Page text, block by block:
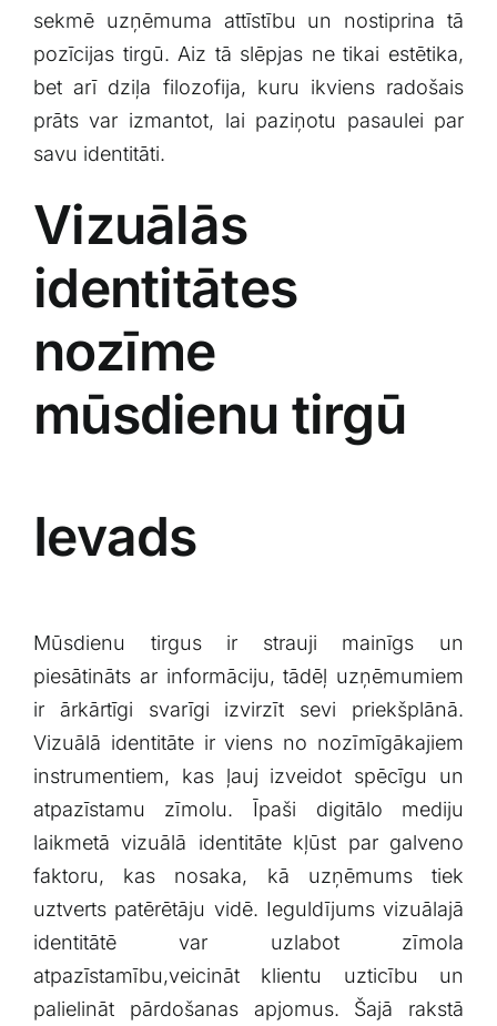
sekmē uzņēmuma attīstību un nostiprina​ tā
⁢pozīcijas tirgū.⁤ Aiz tā slēpjas ne ⁤tikai⁣ estētika,
bet arī⁢ dziļa filozofija, kuru ikviens radošais
prāts ​var izmantot, lai ‍paziņotu pasaulei‍ par
savu identitāti.
Vizuālās
identitātes
nozīme
mūsdienu tirgū
Ievads
Mūsdienu tirgus⁢ ir ​strauji mainīgs un
piesātināts ar informāciju,‌ tādēļ uzņēmumiem⁤
ir ārkārtīgi svarīgi ‌izvirzīt sevi priekšplānā.⁤
Vizuālā identitāte ir ⁤viens no⁤ nozīmīgākajiem⁣
instrumentiem, ⁢kas ļauj izveidot spēcīgu un
atpazīstamu zīmolu. Īpaši ⁤digitālo mediju
‍laikmetā vizuālā identitāte kļūst ⁤par galveno
faktoru, kas nosaka, ⁤kā uzņēmums⁣ tiek
uztverts patērētāju vidē. ‍Ieguldījums ⁢vizuālajā
identitātē var⁣ uzlabot zīmola
atpazīstamību,veicināt klientu uzticību un
palielināt pārdošanas apjomus.⁢ Šajā rakstā